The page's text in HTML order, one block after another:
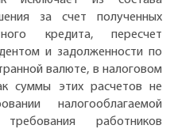
за счет полученных
кредита, пересчет
и задолженности по
валюте, в налоговом
суммы этих расчетов не
налогооблагаемой
работников